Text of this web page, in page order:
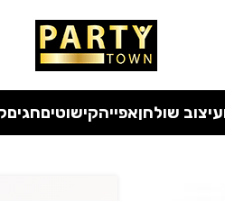
ללא מע"מעד סוף החודש
עיצוב שולחןאפייהקישוטיםחגים